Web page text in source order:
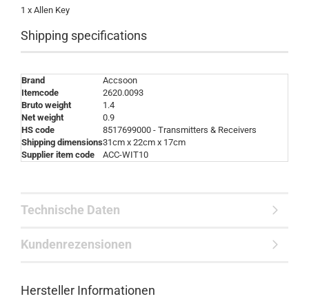
1 x Allen Key
Shipping specifications
Brand
Accsoon
Itemcode
2620.0093
Bruto weight
1.4
Net weight
0.9
HS code
8517699000 - Transmitters & Receivers
Shipping dimensions31cm x 22cm x 17cm
Supplier item code
ACC-WIT10
Technische Daten
Kundenrezensionen
Hersteller Informationen